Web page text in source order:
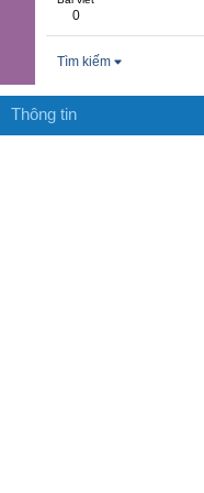
0
Tìm kiếm
Thông tin